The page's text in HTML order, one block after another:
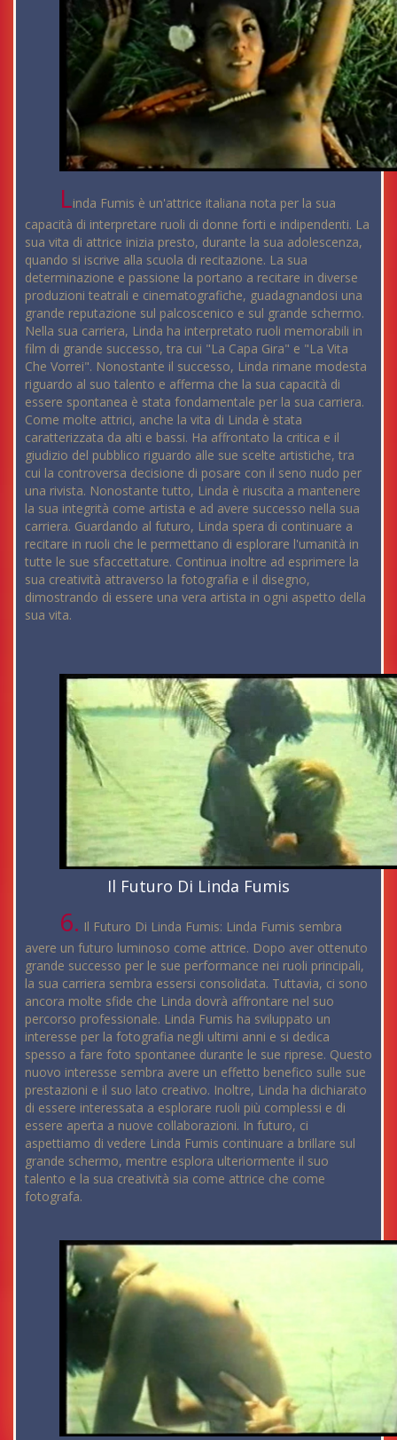
Linda Fumis è un'attrice italiana nota per la sua
capacità di interpretare ruoli di donne forti e indipendenti. La
sua vita di attrice inizia presto, durante la sua adolescenza,
quando si iscrive alla scuola di recitazione. La sua
determinazione e passione la portano a recitare in diverse
produzioni teatrali e cinematografiche, guadagnandosi una
grande reputazione sul palcoscenico e sul grande schermo.
Nella sua carriera, Linda ha interpretato ruoli memorabili in
film di grande successo, tra cui "La Capa Gira" e "La Vita
Che Vorrei". Nonostante il successo, Linda rimane modesta
riguardo al suo talento e afferma che la sua capacità di
essere spontanea è stata fondamentale per la sua carriera.
Come molte attrici, anche la vita di Linda è stata
caratterizzata da alti e bassi. Ha affrontato la critica e il
giudizio del pubblico riguardo alle sue scelte artistiche, tra
cui la controversa decisione di posare con il seno nudo per
una rivista. Nonostante tutto, Linda è riuscita a mantenere
la sua integrità come artista e ad avere successo nella sua
carriera. Guardando al futuro, Linda spera di continuare a
recitare in ruoli che le permettano di esplorare l'umanità in
tutte le sue sfaccettature. Continua inoltre ad esprimere la
sua creatività attraverso la fotografia e il disegno,
dimostrando di essere una vera artista in ogni aspetto della
sua vita.
Il Futuro Di Linda Fumis
6. Il Futuro Di Linda Fumis: Linda Fumis sembra
avere un futuro luminoso come attrice. Dopo aver ottenuto
grande successo per le sue performance nei ruoli principali,
la sua carriera sembra essersi consolidata. Tuttavia, ci sono
ancora molte sfide che Linda dovrà affrontare nel suo
percorso professionale. Linda Fumis ha sviluppato un
interesse per la fotografia negli ultimi anni e si dedica
spesso a fare foto spontanee durante le sue riprese. Questo
nuovo interesse sembra avere un effetto benefico sulle sue
prestazioni e il suo lato creativo. Inoltre, Linda ha dichiarato
di essere interessata a esplorare ruoli più complessi e di
essere aperta a nuove collaborazioni. In futuro, ci
aspettiamo di vedere Linda Fumis continuare a brillare sul
grande schermo, mentre esplora ulteriormente il suo
talento e la sua creatività sia come attrice che come
fotografa.